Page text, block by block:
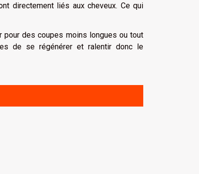
directement liés aux cheveux. Ce qui
des coupes moins longues ou tout
de se régénérer et ralentir donc le